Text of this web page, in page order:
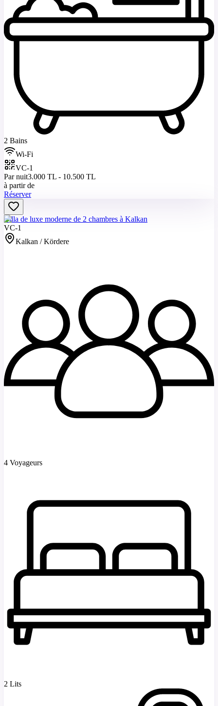
2 Bains
Wi-Fi
VC-1
Par nuit3.000 TL - 10.500 TL
à partir de
Réserver
Villa de luxe moderne de 2 chambres à Kalkan
VC-1
Kalkan / Kördere
4 Voyageurs
2 Lits